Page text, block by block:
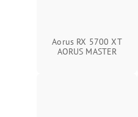
Aorus RX 5700 XT
AORUS MASTER